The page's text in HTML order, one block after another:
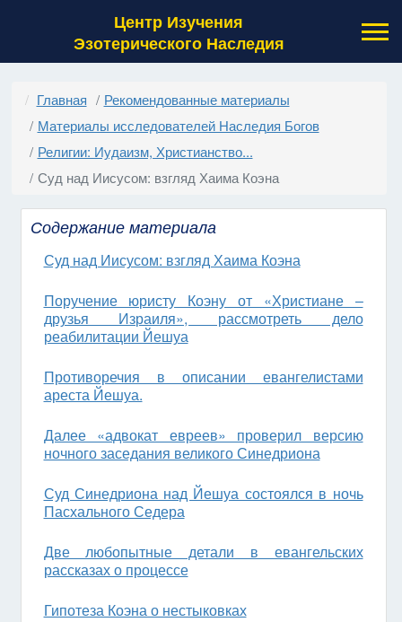
Центр Изучения
Эзотерического Наследия
Главная
Рекомендованные материалы
Материалы исследователей Наследия Богов
Религии: Иудаизм, Христианство...
Суд над Иисусом: взгляд Хаима Коэна
Содержание материала
Суд над Иисусом: взгляд Хаима Коэна
Поручение юристу Коэну от «Христиане –
друзья Израиля», рассмотреть дело
реабилитации Йешуа
Противоречия в описании евангелистами
ареста Йешуа.
Далее «адвокат евреев» проверил версию
ночного заседания великого Синедриона
Суд Синедриона над Йешуа состоялся в ночь
Пасхального Седера
Две любопытные детали в евангельских
рассказах о процессе
Гипотеза Коэна о нестыковках